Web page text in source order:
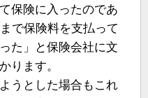
保険に入ったのであ
で保険料を支払って
た」と保険会社に文
ります。
うとした場合もこれ